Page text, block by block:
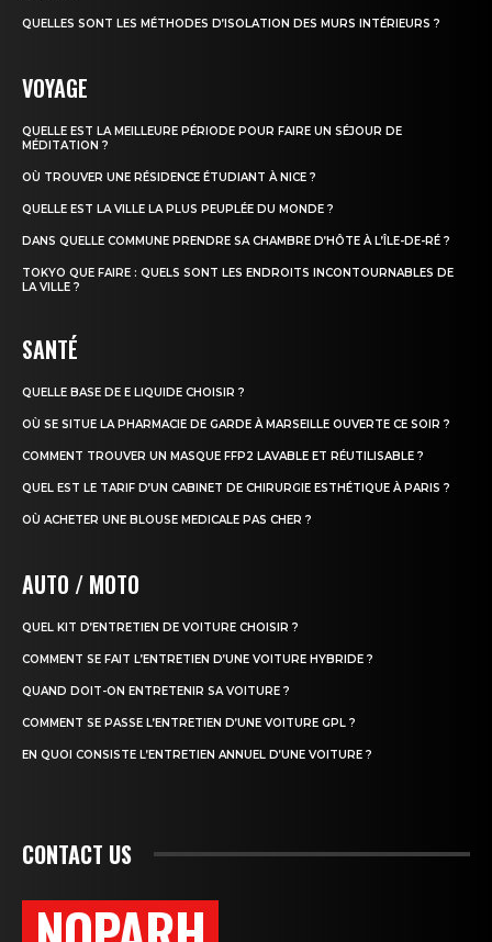
QUELLES SONT LES MÉTHODES D’ISOLATION DES MURS INTÉRIEURS ?
VOYAGE
QUELLE EST LA MEILLEURE PÉRIODE POUR FAIRE UN SÉJOUR DE
MÉDITATION ?
OÙ TROUVER UNE RÉSIDENCE ÉTUDIANT À NICE ?
QUELLE EST LA VILLE LA PLUS PEUPLÉE DU MONDE ?
DANS QUELLE COMMUNE PRENDRE SA CHAMBRE D’HÔTE À L’ÎLE-DE-RÉ ?
TOKYO QUE FAIRE : QUELS SONT LES ENDROITS INCONTOURNABLES DE
LA VILLE ?
SANTÉ
QUELLE BASE DE E LIQUIDE CHOISIR ?
OÙ SE SITUE LA PHARMACIE DE GARDE À MARSEILLE OUVERTE CE SOIR ?
COMMENT TROUVER UN MASQUE FFP2 LAVABLE ET RÉUTILISABLE ?
QUEL EST LE TARIF D’UN CABINET DE CHIRURGIE ESTHÉTIQUE À PARIS ?
OÙ ACHETER UNE BLOUSE MEDICALE PAS CHER ?
AUTO / MOTO
QUEL KIT D’ENTRETIEN DE VOITURE CHOISIR ?
COMMENT SE FAIT L’ENTRETIEN D’UNE VOITURE HYBRIDE ?
QUAND DOIT-ON ENTRETENIR SA VOITURE ?
COMMENT SE PASSE L’ENTRETIEN D’UNE VOITURE GPL ?
EN QUOI CONSISTE L’ENTRETIEN ANNUEL D’UNE VOITURE ?
CONTACT US